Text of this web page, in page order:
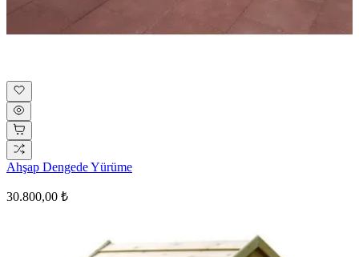
Ahşap Dengede Yürüme
30.800,00 ₺